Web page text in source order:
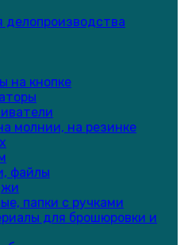
на кнопке
молнии, на резинке
файлы
папки с ручками
для брошюровки и